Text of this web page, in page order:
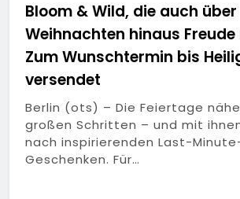
Bloom & Wild, die auch über
Weihnachten hinaus
Zum Wunschtermin bis
versendet
Berlin (ots) – Die Feiertage
großen Schritten – und mit
nach inspirierenden Last-
Geschenken. Für…